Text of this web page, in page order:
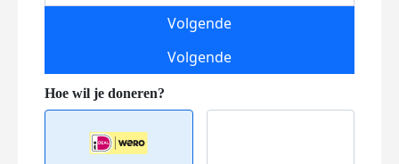
Volgende
Volgende